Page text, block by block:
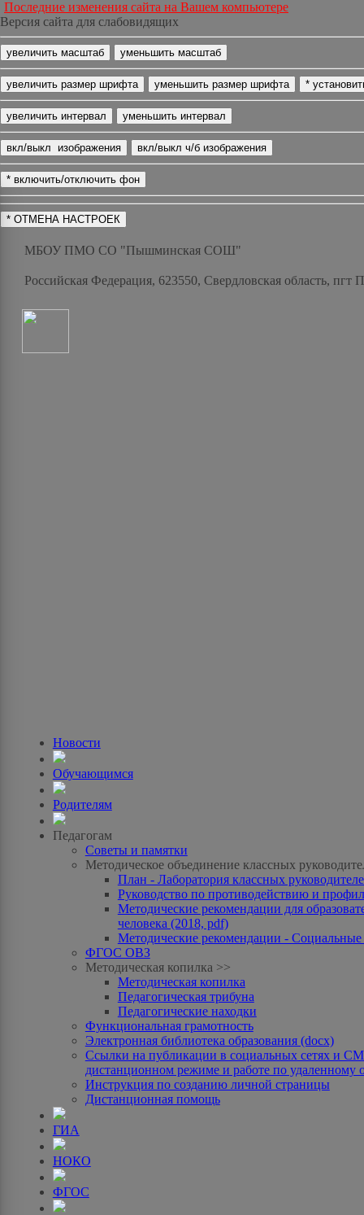
Последние изменения сайта на Вашем компьютере
Версия сайта для слабовидящих
МБОУ ПМО СО "Пышминская СОШ"
Российская Федерация, 623550, Свердловская область,
Новости
Обучающимся
Родителям
Педагогам
Советы и памятки
Методическое объединение классных
План - Лаборатория классных
Руководство по противодействию и
Методические рекомендации для
человека (2018, pdf)
Методические рекомендации -
ФГОС ОВЗ
Методическая копилка >>
Методическая копилка
Педагогическая трибуна
Педагогические находки
Функциональная грамотность
Электронная библиотека образования (docx)
Ссылки на публикации в социальных сетях и
дистанционном режиме и работе по удаленному
Инструкция по созданию личной страницы
Дистанционная помощь
ГИА
НОКО
ФГОС